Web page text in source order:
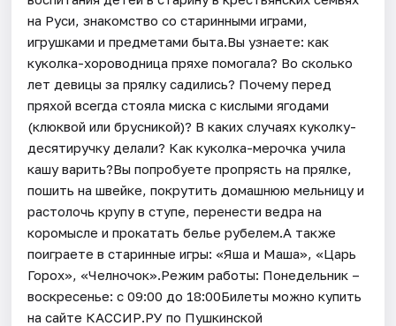
на Руси, знакомство со старинными играми,
игрушками и предметами быта.Вы узнаете: как
куколка-хороводница пряхе помогала? Во сколько
лет девицы за прялку садились? Почему перед
пряхой всегда стояла миска с кислыми ягодами
(клюквой или брусникой)? В каких случаях куколку-
десятиручку делали? Как куколка-мерочка учила
кашу варить?Вы попробуете пропрясть на прялке,
пошить на швейке, покрутить домашнюю мельницу и
растолочь крупу в ступе, перенести ведра на
коромысле и прокатать белье рубелем.А также
поиграете в старинные игры: «Яша и Маша», «Царь
Горох», «Челночок».Режим работы: Понедельник –
воскресенье: с 09:00 до 18:00Билеты можно купить
на сайте КАССИР.РУ по Пушкинской